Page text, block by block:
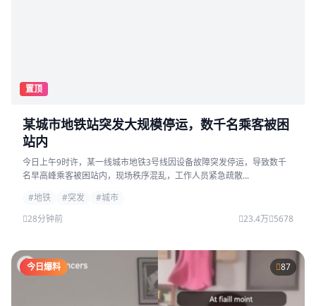
置顶
某城市地铁站突发大规模停运，数千名乘客被困
站内
今日上午9时许，某一线城市地铁3号线因设备故障突发停运，导致数千
名早高峰乘客被困站内，现场秩序混乱，工作人员紧急疏散...
#地铁
#突发
#城市
28分钟前
23.4万 5678
今日爆料 87